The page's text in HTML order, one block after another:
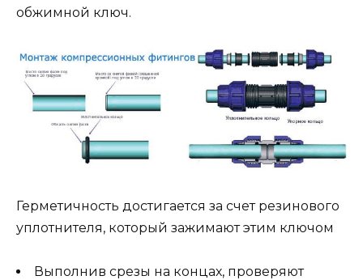
обжимной ключ.
Герметичность достигается за счет резинового
уплотнителя, который зажимают этим ключом
Выполнив срезы на концах, проверяют